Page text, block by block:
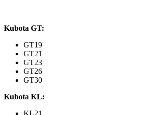
Kubota GT:
GT19
GT21
GT23
GT26
GT30
Kubota KL: